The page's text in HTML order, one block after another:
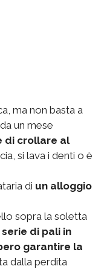
ma non basta a
un mese
di crollare al
si lava i denti o è
di un alloggio
sopra la soletta
serie di pali in
garantire la
dalla perdita